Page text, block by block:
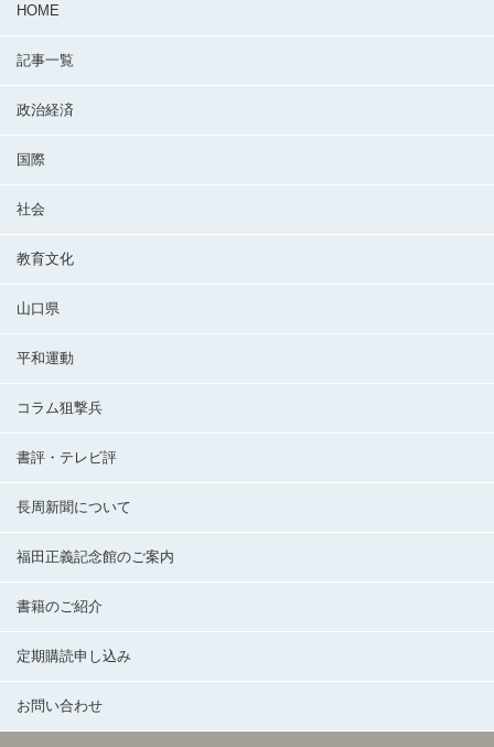
HOME
記事一覧
政治経済
国際
社会
教育文化
山口県
平和運動
コラム狙撃兵
書評・テレビ評
長周新聞について
福田正義記念館のご案内
書籍のご紹介
定期購読申し込み
お問い合わせ